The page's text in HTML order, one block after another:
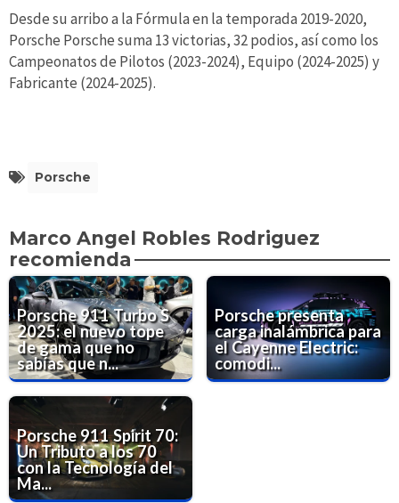
Desde su arribo a la Fórmula en la temporada 2019-2020,
Porsche Porsche suma 13 victorias, 32 podios, así como los
Campeonatos de Pilotos (2023-2024), Equipo (2024-2025) y
Fabricante (2024-2025).
Porsche
Marco Angel Robles Rodriguez
recomienda
Porsche 911 Turbo S
2025: el nuevo tope
de gama que no
sabías que n...
Porsche presenta
carga inalámbrica para
el Cayenne Electric:
comodi...
Porsche 911 Spirit 70:
Un Tributo a los 70
con la Tecnología del
Ma...